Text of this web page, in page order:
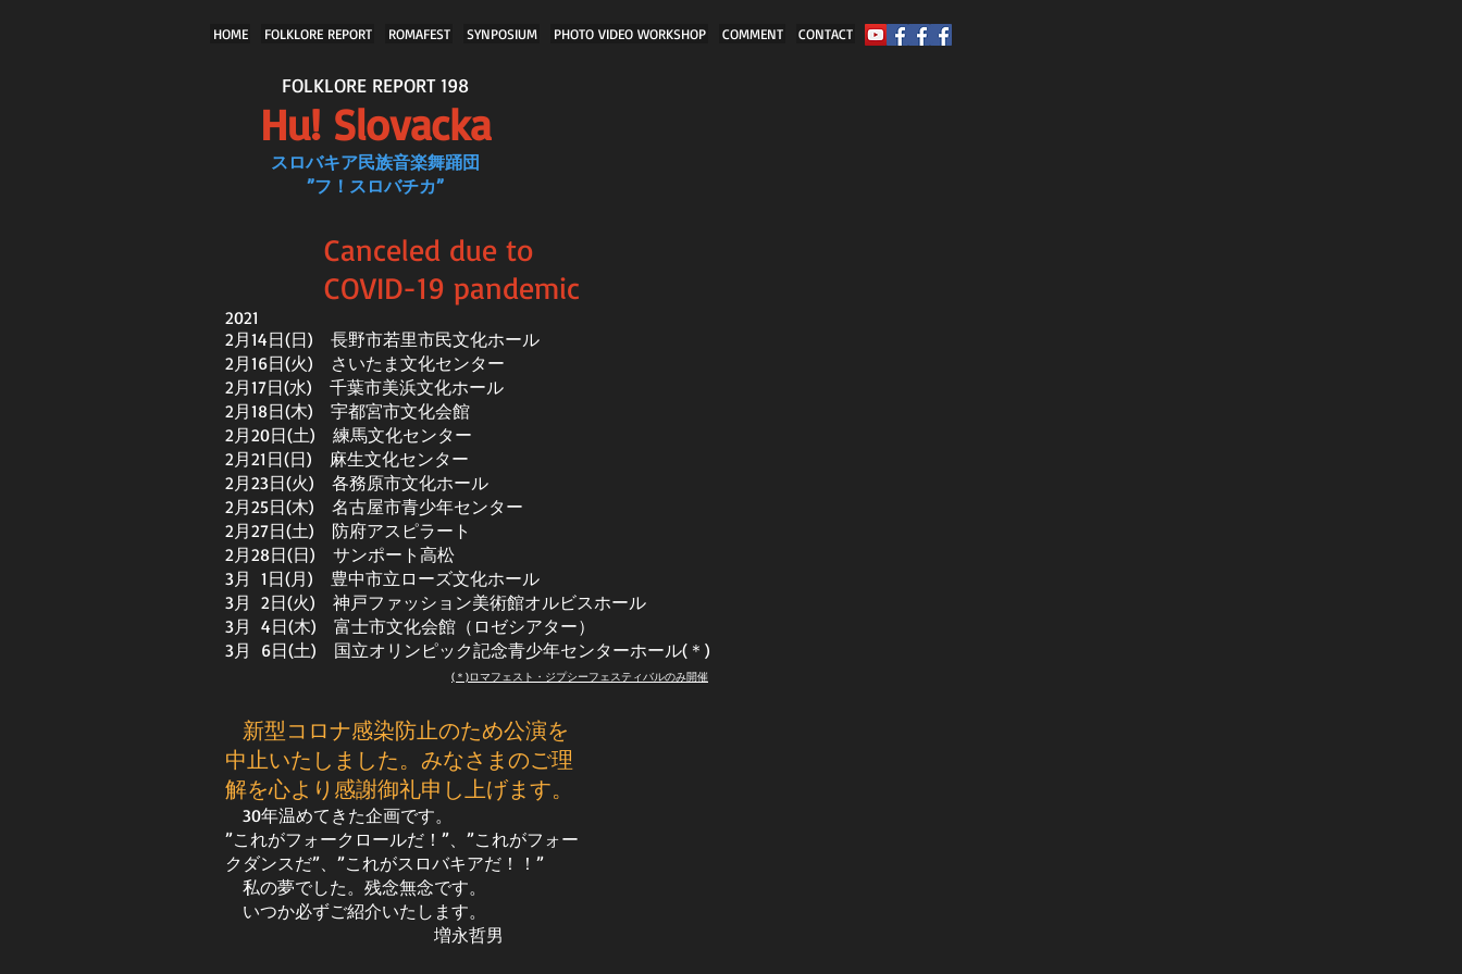
HOME FOLKLORE REPORT ROMAFEST SYNPOSIUM PHOTO VIDEO WORKSHOP COMMENT CONTACT
FOLKLORE REPORT 198
Hu! Slovacka
スロバキア民族音楽舞踊団
”フ！スロバチカ”
Canceled due to
COVID-19 pandemic
2021
2月14日(日) 長野市若里市民文化ホール
2月16日(火) さいたま文化センター
2月17日(水) 千葉市美浜文化ホール
​2月18日(木) 宇都宮市文化会館
2月20日(土) 練馬文化センター
2月21日(日) 麻生文化センター
2月23日(火) 各務原市文化ホール
2月25日(木) 名古屋市青少年センター
2月27日(土) 防府アスピラート
2月28日(日) サンポート高松
​3月 1日(月) 豊中市立ローズ文化ホール
3月 2日(火) 神戸ファッション美術館オルビスホール
3月 4日(木) 富士市文化会館（ロゼシアター）
​3月 6日(土) 国立オリンピック記念青少年センターホール(＊)
(＊)ロマフェスト・ジプシーフェスティバルのみ開催
新型コロナ感染防止のため公演を
中止いたしました。みなさまのご理
解を心より感謝御礼申し上げます。
30年温めてきた企画です。
”これがフォークロールだ！”、”これがフォー
クダンスだ”、”これがスロバキアだ！！”
私の夢でした。残念無念です。
いつか必ずご紹介いたします。
​ 増永哲男